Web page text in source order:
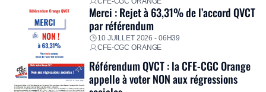
Merci : Rejet à 63,31% de l’accord QVCT
par référendum
10 JUILLET 2026 - 06H39
CFE-CGC ORANGE
Référendum QVCT : la CFE-CGC Orange
appelle à voter NON aux régressions